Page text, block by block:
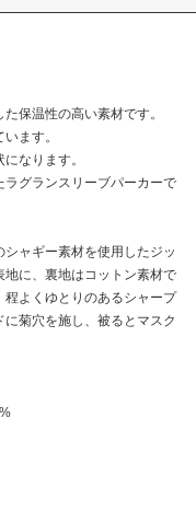
保温性の高い素材です。
ます。
なります。
グランスリーブパーカーで
シャギー素材を使用したジッ
に、裏地はコットン素材で
よくゆとりのあるシャープ
菊穴を施し、被るとマスク